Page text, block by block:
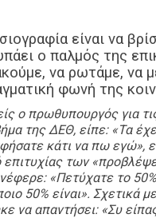
είναι να
ο παλμός της
να ρωτάμε, να
φωνή της
ο πρωθυπουργός για
της ΔΕΘ, είπε: «Τα
κάτι να πω εγώ»,
επιτυχίας των
«Πετύχατε το
50% είναι». Σχετικά
να απαντήσει: «Συ